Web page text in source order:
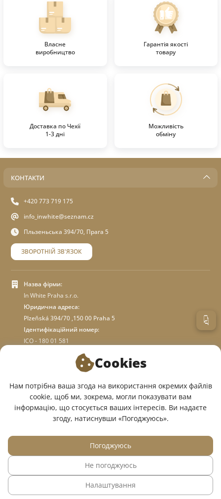
Власне
виробництво
Гарантія якості
товару
Доставка по Чехії
1-3 дні
Можливість
обміну
КОНТАКТИ
+420 773 719 175
info_inwhite@seznam.cz
Пльзеньська 394/70, Прага 5
ЗВОРОТНІЙ ЗВ'ЯЗОК
Назва фірми:
In White Praha s.r.o.
Юридична адреса:
Plzeňská 394/70 ,150 00 Praha 5
Ідентифікаційний номер:
ICO - 180 01 581
ПРО МАГАЗИН
МИ У СОЦМЕРЕЖАХ:
© 2015 — 2026, Інтернет-магазин медичного одягу InWhite.
Сайт створено вSago Group
Cookies
Нам потрібна ваша згода на використання окремих файлів
cookie, щоб ми, зокрема, могли показувати вам
інформацію, що стосується ваших інтересів. Ви надаєте
згоду, натиснувши «Погоджуюсь».
Налаштування
Не погоджуюсь
Погоджуюсь